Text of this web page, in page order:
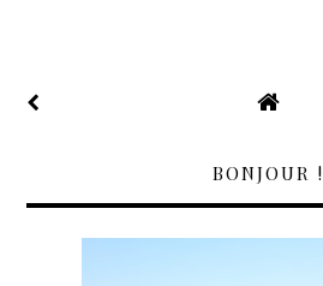
BONJOUR !